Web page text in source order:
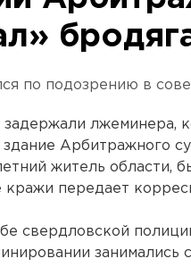
по подозрению в
лжеминера,
Арбитражного
житель области,
передает
свердловской
занимались